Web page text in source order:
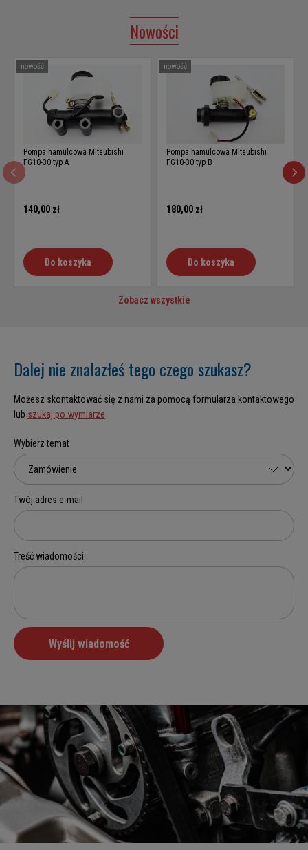
Nowości
Zobacz wszystkie
Pompa hamulcowa Mitsubishi
FG10-30 typ A
140,00 zł
Do koszyka
nowość
Pompa hamulcowa Mitsubishi
FG10-30 typ B
180,00 zł
Do koszyka
nowość
Dalej nie znalazłeś tego czego szukasz?
Możesz skontaktować się z nami za pomocą formularza kontaktowego
lub szukaj po wymiarze